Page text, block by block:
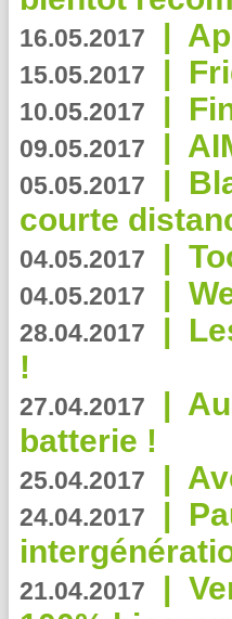
16.05.2017 |
15.05.2017 |
10.05.2017 |
09.05.2017 |
05.05.2017 |
courte
04.05.2017 |
04.05.2017 |
28.04.2017 |
!
27.04.2017 |
batterie !
25.04.2017 |
24.04.2017 |
21.04.2017 |